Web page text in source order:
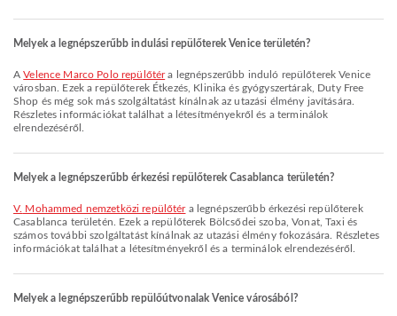
Melyek a legnépszerűbb indulási repülőterek Venice területén?
AVelence Marco Polo repülőtéra legnépszerűbb induló repülőterek Venice
városban. Ezek a repülőterek Étkezés, Klinika és gyógyszertárak, Duty Free
Shop és még sok más szolgáltatást kínálnak az utazási élmény javítására.
Részletes információkat találhat a létesítményekről és a terminálok
elrendezéséről.
Melyek a legnépszerűbb érkezési repülőterek Casablanca területén?
V. Mohammed nemzetközi repülőtéra legnépszerűbb érkezési repülőterek
Casablanca területén. Ezek a repülőterek Bölcsődei szoba, Vonat, Taxi és
számos további szolgáltatást kínálnak az utazási élmény fokozására. Részletes
információkat találhat a létesítményekről és a terminálok elrendezéséről.
Melyek a legnépszerűbb repülőútvonalak Venice városából?